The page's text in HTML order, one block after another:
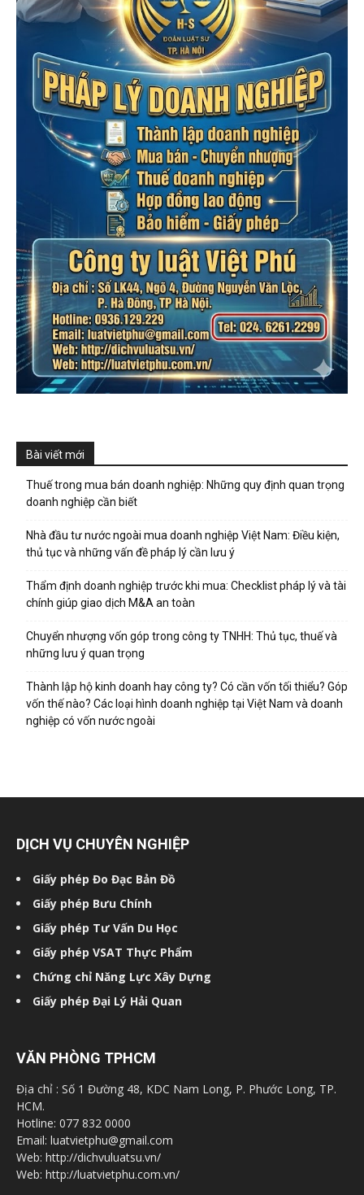
Bài viết mới
Thuế trong mua bán doanh nghiệp: Những quy định quan trọng
doanh nghiệp cần biết
Nhà đầu tư nước ngoài mua doanh nghiệp Việt Nam: Điều kiện,
thủ tục và những vấn đề pháp lý cần lưu ý
Thẩm định doanh nghiệp trước khi mua: Checklist pháp lý và tài
chính giúp giao dịch M&A an toàn
Chuyển nhượng vốn góp trong công ty TNHH: Thủ tục, thuế và
những lưu ý quan trọng
Thành lập hộ kinh doanh hay công ty? Có cần vốn tối thiểu? Góp
vốn thế nào? Các loại hình doanh nghiệp tại Việt Nam và doanh
nghiệp có vốn nước ngoài
DỊCH VỤ CHUYÊN NGHIỆP
Giấy phép Đo Đạc Bản Đồ
Giấy phép Bưu Chính
Giấy phép Tư Vấn Du Học
Giấy phép VSAT Thực Phẩm
Chứng chỉ Năng Lực Xây Dựng
Giấy phép Đại Lý Hải Quan
VĂN PHÒNG TPHCM
Địa chỉ : Số 1 Đường 48, KDC Nam Long, P. Phước Long, TP.
HCM.
Hotline: 077 832 0000
Email: luatvietphu@gmail.com
Web: http://dichvuluatsu.vn/
Web: http://luatvietphu.com.vn/